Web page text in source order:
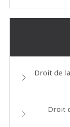
Droit de
Droit